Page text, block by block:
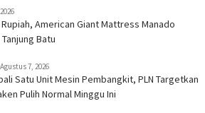
American Giant Mattress Manado
Batu
Agustus 7, 2026
Satu Unit Mesin Pembangkit, PLN Targetkan
Pulih Normal Minggu Ini